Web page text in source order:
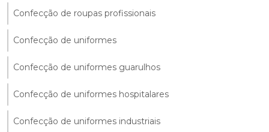
Confecção de roupas profissionais
Confecção de uniformes
Confecção de uniformes guarulhos
Confecção de uniformes hospitalares
Confecção de uniformes industriais